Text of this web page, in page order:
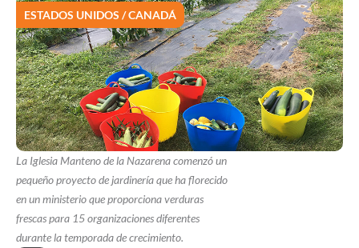
ESTADOS UNIDOS / CANADÁ
La Iglesia Manteno de la Nazarena comenzó un
pequeño proyecto de jardinería que ha florecido
en un ministerio que proporciona verduras
frescas para 15 organizaciones diferentes
durante la temporada de crecimiento.